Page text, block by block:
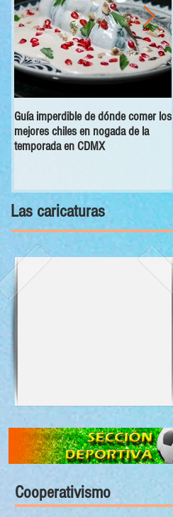
Guía imperdible de dónde comer los
mejores chiles en nogada de la
temporada en CDMX
Las caricaturas
Cooperativismo